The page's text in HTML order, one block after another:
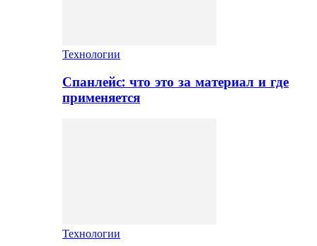
Технологии
Спанлейс: что это за материал и где
применяется
Технологии